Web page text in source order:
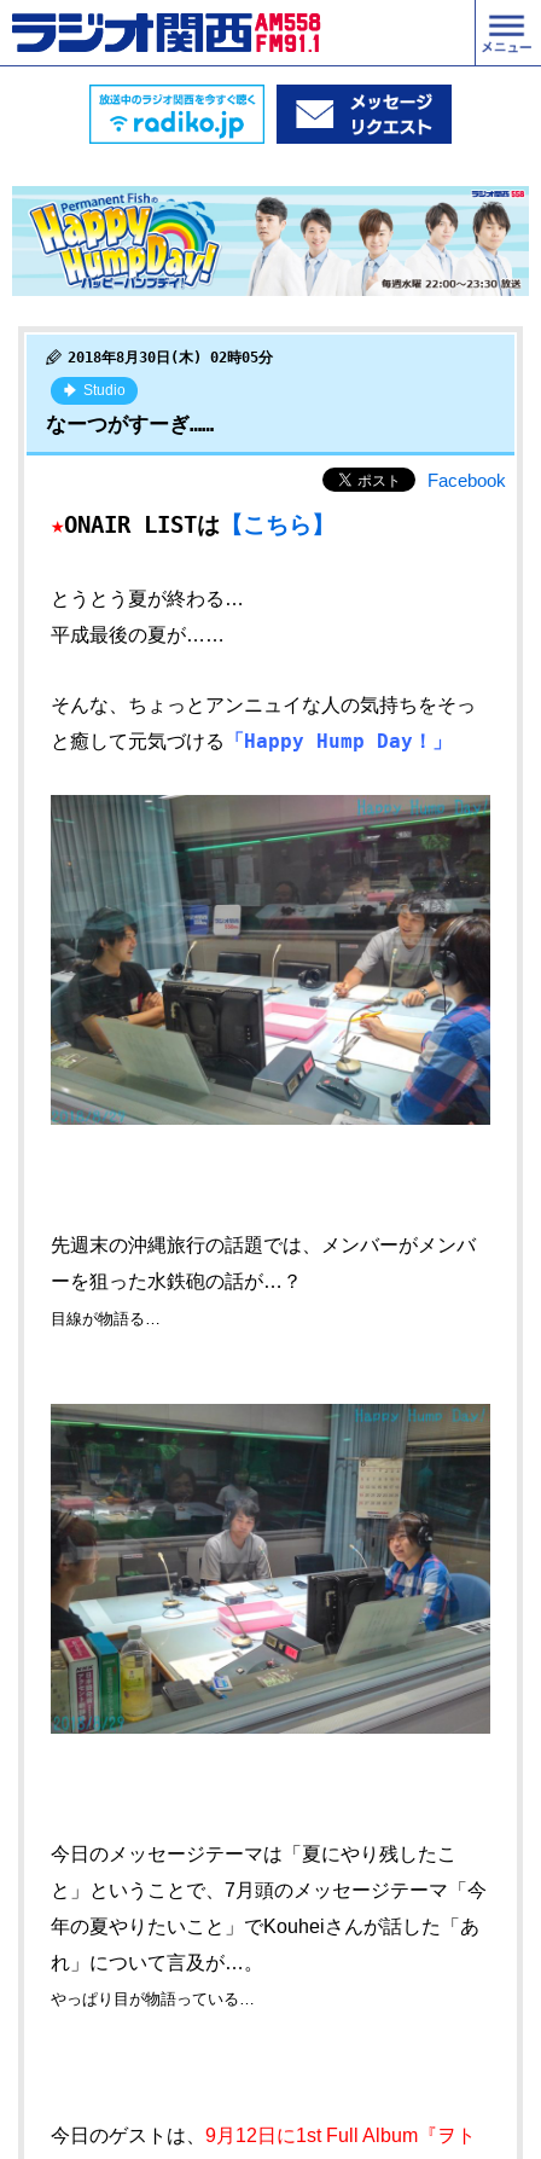
2018年8月30日(木) 02時05分
Studio
なーつがすーぎ……
Facebook
★ONAIR LISTは 【こちら】
とうとう夏が終わる…
平成最後の夏が……
そんな、ちょっとアンニュイな人の気持ちをそっ
と癒して元気づける
「Happy Hump Day！」
先週末の沖縄旅行の話題では、メンバーがメンバ
ーを狙った水鉄砲の話が…？
目線が物語る…
今日のメッセージテーマは「夏にやり残したこ
と」ということで、7月頭のメッセージテーマ「今
年の夏やりたいこと」でKouheiさんが話した「あ
れ」について言及が…。
やっぱり目が物語っている…
今日のゲストは、 9月12日に1st Full Album『ヲト